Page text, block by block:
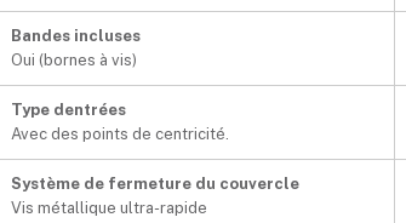
Bandes incluses
Oui (bornes à vis)
Type dentrées
Avec des points de centricité.
Système de fermeture du couvercle
Vis métallique ultra-rapide